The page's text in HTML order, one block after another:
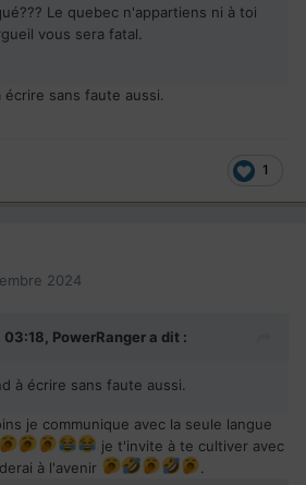
Le quebec n'appartiens ni à toi
vous sera fatal.
sans faute aussi.
1
2024
PowerRangera dit :
à écrire sans faute aussi.
je communique avec la seule langue
je t'invite à te cultiver avec
à l'avenir
.